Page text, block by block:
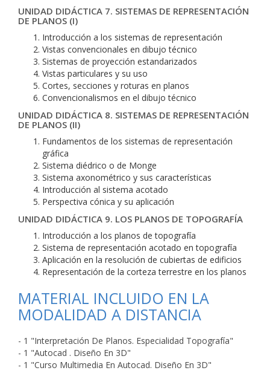
UNIDAD DIDÁCTICA 7. SISTEMAS DE REPRESENTACIÓN
DE PLANOS (I)
Introducción a los sistemas de representación
Vistas convencionales en dibujo técnico
Sistemas de proyección estandarizados
Vistas particulares y su uso
Cortes, secciones y roturas en planos
Convencionalismos en el dibujo técnico
UNIDAD DIDÁCTICA 8. SISTEMAS DE REPRESENTACIÓN
DE PLANOS (II)
Fundamentos de los sistemas de representación
gráfica
Sistema diédrico o de Monge
Sistema axonométrico y sus características
Introducción al sistema acotado
Perspectiva cónica y su aplicación
UNIDAD DIDÁCTICA 9. LOS PLANOS DE TOPOGRAFÍA
Introducción a los planos de topografía
Sistema de representación acotado en topografía
Aplicación en la resolución de cubiertas de edificios
Representación de la corteza terrestre en los planos
MATERIAL INCLUIDO EN LA
MODALIDAD A DISTANCIA
- 1 "Interpretación De Planos. Especialidad Topografía"
- 1 "Autocad . Diseño En 3D"
- 1 "Curso Multimedia En Autocad. Diseño En 3D"